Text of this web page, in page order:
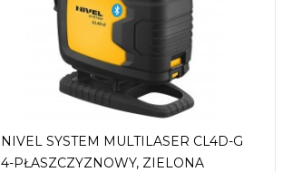
NIVEL SYSTEM MULTILASER CL4D-G
4-PŁASZCZYZNOWY, ZIELONA